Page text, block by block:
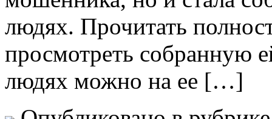
людях. Прочитать
просмотреть собранную
людях можно на ее […]